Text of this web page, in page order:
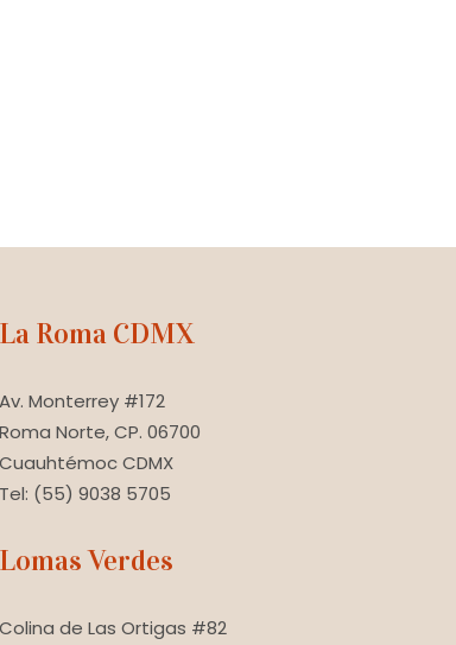
La Roma CDMX
Av. Monterrey #172
Roma Norte, CP. 06700
Cuauhtémoc CDMX
Tel: (55) 9038 5705
Lomas Verdes
Colina de Las Ortigas #82